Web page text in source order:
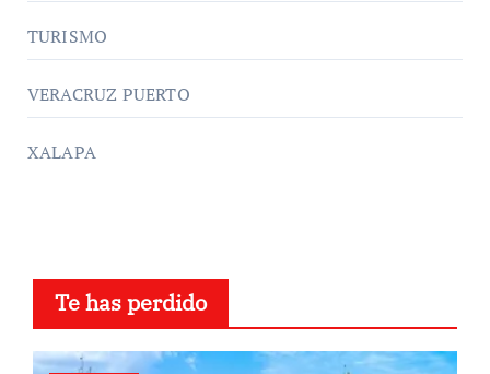
TURISMO
VERACRUZ PUERTO
XALAPA
Te has perdido